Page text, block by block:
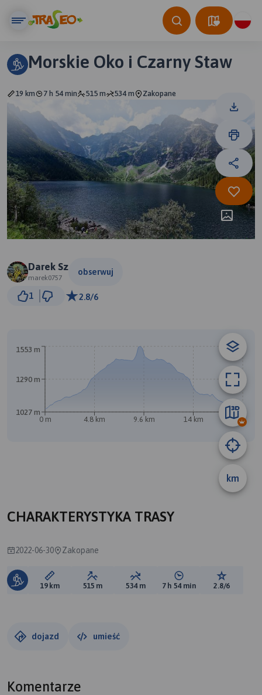
Morskie Oko i Czarny Staw
19 km 7 h 54 min 515 m 534 m Zakopane
Darek Sz
marek0757
obserwuj
1 2.8/6
km
0 m 4.8 km 9.6 km 14 km 19 km
1027 m
1290 m
1553 m
CHARAKTERYSTYKA TRASY
2022-06-30 Zakopane
Długość trasy:
19 km Suma przewyższeń:
515 m Suma spadków:
534 m Średni czas potrzebny
7 h 54 min Ocena
2.8/6
dojazd umieść
Komentarze